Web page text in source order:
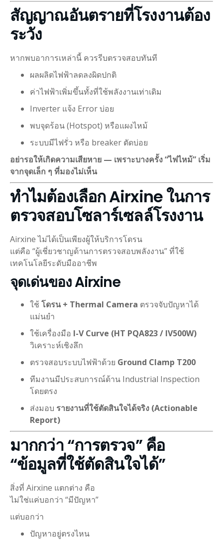
สัญญาณอันตรายที่โรงงานต้อง
ระวัง
หากพบอาการเหล่านี้ ควรรีบตรวจสอบทันที
ผลผลิตไฟฟ้าลดลงผิดปกติ
ค่าไฟฟ้าเพิ่มขึ้นทั้งที่ใช้พลังงานเท่าเดิม
Inverter แจ้ง Error บ่อย
พบจุดร้อน (Hotspot) หรือแผงไหม้
ระบบมีไฟรั่ว หรือ breaker ตัดบ่อย
อย่ารอให้เกิดความเสียหาย — เพราะบางครั้ง “ไฟไหม้” เริ่ม
จากจุดเล็ก ๆ ที่มองไม่เห็น
ทำไมต้องเลือก Airxine ในการ
ตรวจสอบโซลาร์เซลล์โรงงาน
Airxine ไม่ได้เป็นเพียงผู้ให้บริการโดรน
แต่คือ “ผู้เชี่ยวชาญด้านการตรวจสอบพลังงาน” ที่ใช้
เทคโนโลยีระดับมืออาชีพ
จุดเด่นของ Airxine
ใช้ โดรน + Thermal Camera ตรวจจับปัญหาได้
แม่นยำ
ใช้เครื่องมือ I-V Curve (HT PQA823 / IV500W)
วิเคราะห์เชิงลึก
ตรวจสอบระบบไฟฟ้าด้วย Ground Clamp T200
ทีมงานมีประสบการณ์ด้าน Industrial Inspection
โดยตรง
ส่งมอบ รายงานที่ใช้ตัดสินใจได้จริง (Actionable
Report)
มากกว่า “การตรวจ” คือ
“ข้อมูลที่ใช้ตัดสินใจได้”
สิ่งที่ Airxine แตกต่าง คือ
ไม่ใช่แค่บอกว่า “มีปัญหา”
แต่บอกว่า
ปัญหาอยู่ตรงไหน